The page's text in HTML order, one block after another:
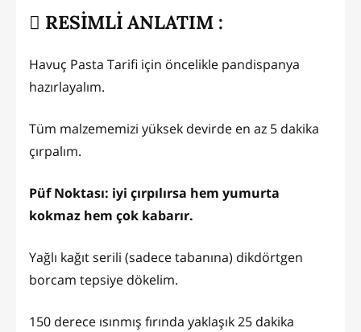
RESİMLİ ANLATIM :
Havuç Pasta Tarifi için öncelikle pandispanya
hazırlayalım.
Tüm malzememizi yüksek devirde en az 5 dakika
çırpalım.
Püf Noktası: iyi çırpılırsa hem yumurta
kokmaz hem çok kabarır.
Yağlı kağıt serili (sadece tabanına) dikdörtgen
borcam tepsiye dökelim.
150 derece ısınmış fırında yaklaşık 25 dakika